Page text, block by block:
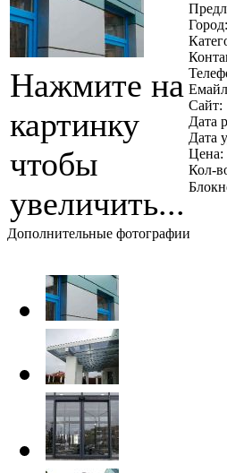
Нажмите на
картинку
чтобы
увеличить...
Город:
Сайт:
Дата
Дата
Цена:
Кол-
Дополнительные фотографии